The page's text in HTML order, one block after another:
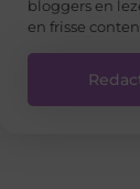
bloggers en
en frisse